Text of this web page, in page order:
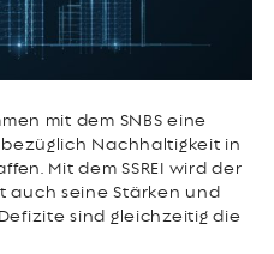
mit dem SNBS eine
Nachhaltigkeit in
Mit dem SSREI wird der
auch seine Stärken und
sind gleichzeitig die